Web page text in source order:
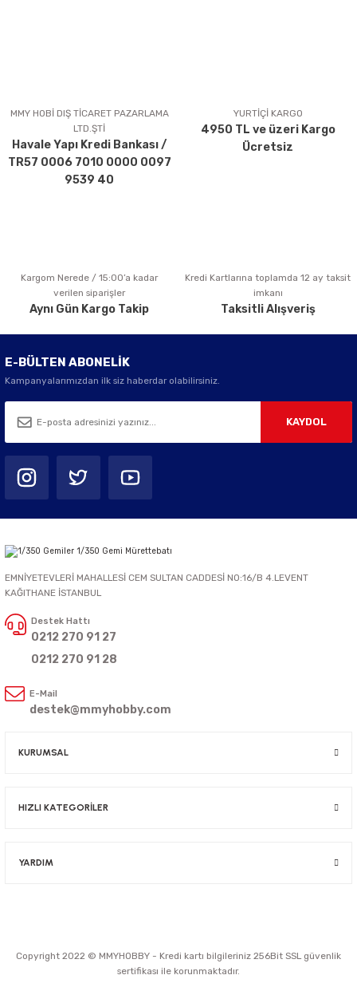
Ürün açıklamasında eksik bilgiler bulunuyor.
Ürün bilgilerinde hatalar bulunuyor.
Ürün fiyatı diğer sitelerden daha pahalı.
Bu ürüne benzer farklı alternatifler olmalı.
Gönder
MMY HOBİ DIŞ TİCARET PAZARLAMA
LTD.ŞTİ
Havale Yapı Kredi Bankası /
TR57 0006 7010 0000 0097
9539 40
YURTİÇİ KARGO
4950 TL ve üzeri Kargo
Ücretsiz
Kargom Nerede / 15:00’a kadar
verilen siparişler
Aynı Gün Kargo Takip
Kredi Kartlarına toplamda 12 ay taksit
imkanı
Taksitli Alışveriş
E-BÜLTEN ABONELİK
Kampanyalarımızdan ilk siz haberdar olabilirsiniz.
KAYDOL
EMNİYETEVLERİ MAHALLESİ CEM SULTAN CADDESİ NO:16/B 4.LEVENT
KAĞITHANE İSTANBUL
Destek Hattı
0212 270 91 27
0212 270 91 28
E-Mail
destek@mmyhobby.com
KURUMSAL
HIZLI KATEGORİLER
YARDIM
Copyright 2022 © MMYHOBBY - Kredi kartı bilgileriniz 256Bit SSL güvenlik
sertifikası ile korunmaktadır.